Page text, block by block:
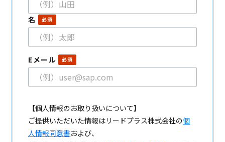
名
Eメール
【個人情報のお取り扱いについて】
ご提供いただいた情報はリードプラス株式会社の個
人情報同意書および、